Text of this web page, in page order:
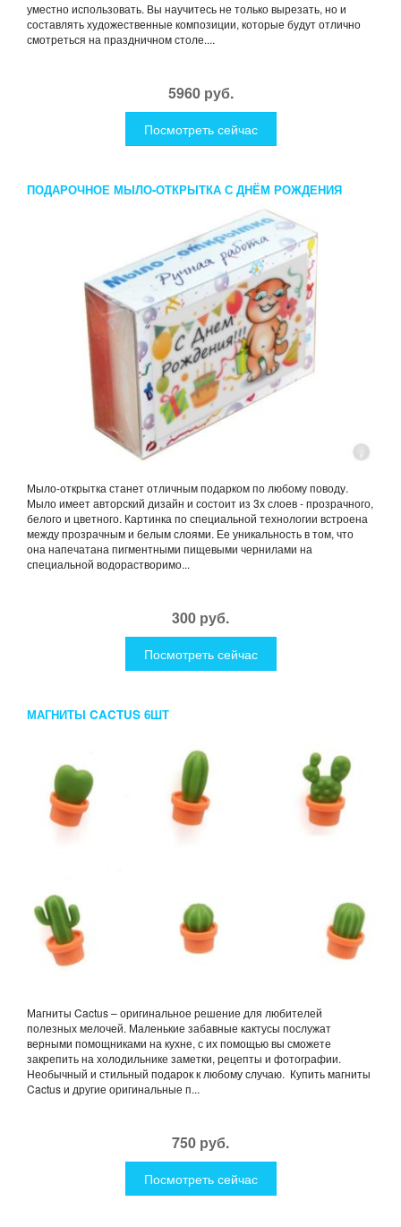
уместно использовать. Вы научитесь не только вырезать, но и
составлять художественные композиции, которые будут отлично
смотреться на праздничном столе....
5960 руб.
Посмотреть сейчас
ПОДАРОЧНОЕ МЫЛО-ОТКРЫТКА С ДНЁМ РОЖДЕНИЯ
Мыло-открытка станет отличным подарком по любому поводу.
Мыло имеет авторский дизайн и состоит из 3х слоев - прозрачного,
белого и цветного. Картинка по специальной технологии встроена
между прозрачным и белым слоями. Ее уникальность в том, что
она напечатана пигментными пищевыми чернилами на
специальной водорастворимо...
300 руб.
Посмотреть сейчас
МАГНИТЫ CACTUS 6ШТ
Магниты Cactus – оригинальное решение для любителей
полезных мелочей. Маленькие забавные кактусы послужат
верными помощниками на кухне, с их помощью вы сможете
закрепить на холодильнике заметки, рецепты и фотографии.
Необычный и стильный подарок к любому случаю. Купить магниты
Cactus и другие оригинальные п...
750 руб.
Посмотреть сейчас